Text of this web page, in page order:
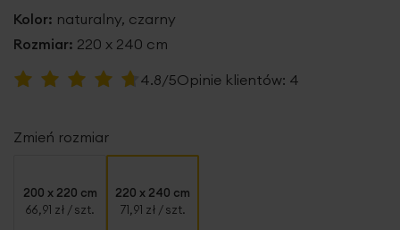
Kolor: naturalny, czarny
Rozmiar: 220 x 240 cm
Ocena:
4.8/5Opinie klientów: 4
Zmień rozmiar
200 x 220 cm
66,91 zł / szt.
220 x 240 cm
71,91 zł / szt.